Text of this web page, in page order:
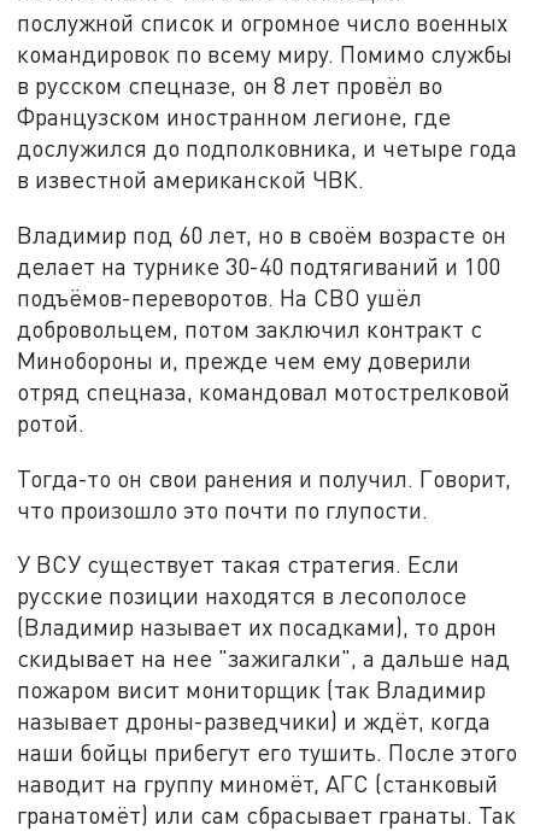
послужной список и огромное число военных
командировок по всему миру. Помимо службы
в русском спецназе, он 8 лет провёл во
Французском иностранном легионе, где
дослужился до подполковника, и четыре года
в известной американской ЧВК.
Владимир под 60 лет, но в своём возрасте он
делает на турнике 30-40 подтягиваний и 100
подъёмов-переворотов. На СВО ушёл
добровольцем, потом заключил контракт с
Минобороны и, прежде чем ему доверили
отряд спецназа, командовал мотострелковой
ротой.
Тогда-то он свои ранения и получил. Говорит,
что произошло это почти по глупости.
У ВСУ существует такая стратегия. Если
русские позиции находятся в лесополосе
(Владимир называет их посадками), то дрон
скидывает на нее "зажигалки", а дальше над
пожаром висит мониторщик (так Владимир
называет дроны-разведчики) и ждёт, когда
наши бойцы прибегут его тушить. После этого
наводит на группу миномёт, АГС (станковый
гранатомёт) или сам сбрасывает гранаты. Так